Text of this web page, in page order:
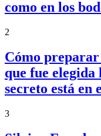
como en los
2
Cómo
que fue
secreto está en
3